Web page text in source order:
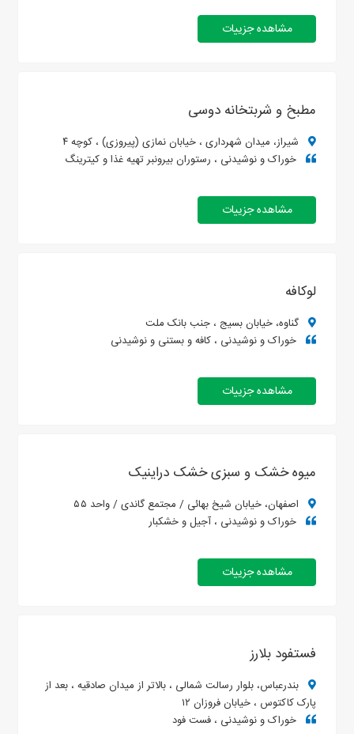
مشاهده جزییات
مطبخ و شربتخانه دوسی
شیراز، میدان شهرداری ، خیابان نمازی (پیروزی) ، کوچه ۴
خوراک و نوشیدنی ، رستوران بیرونبر تهیه غذا و کیترینگ
مشاهده جزییات
لوکافه
گناوه، خیابان بسیج ، جنب بانک ملت
خوراک و نوشیدنی ، کافه و بستنی و نوشیدنی
مشاهده جزییات
میوه خشک و سبزی خشک دراینیک
اصفهان، خیابان شیخ بهائی / مجتمع گاندی / واحد ۵۵
خوراک و نوشیدنی ، آجیل و خشکبار
مشاهده جزییات
فستفود بلارز
بندرعباس، بلوار رسالت شمالی ، بالاتر از میدان صادقیه ، بعد از
پارک کاکتوس ، خیابان فروزان ۱۲
خوراک و نوشیدنی ، فست فود